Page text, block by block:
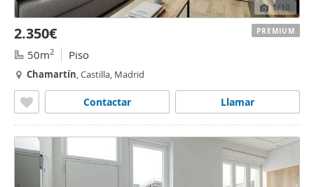
1/10
2.350€
50m2 Piso
Chamartín, Castilla, Madrid
Llamar
Contactar
PREMIUM